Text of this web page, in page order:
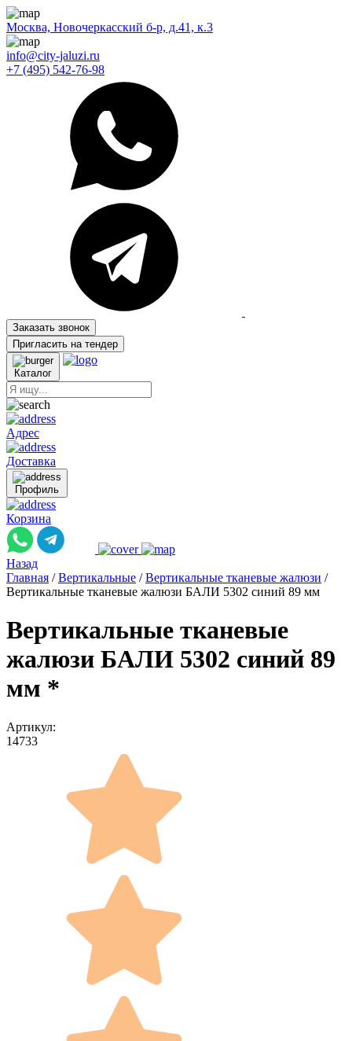
Москва, Новочеркасский б-р, д.41, к.3
info@city-jaluzi.ru
+7 (495) 542-76-98
Заказать звонок
Пригласить на тендер
Каталог
Адрес
Доставка
Профиль
Корзина
Назад
Главная / Вертикальные / Вертикальные тканевые жалюзи /
Вертикальные тканевые жалюзи БАЛИ 5302 синий 89 мм
Вертикальные тканевые
жалюзи БАЛИ 5302 синий 89
мм *
Артикул:
14733